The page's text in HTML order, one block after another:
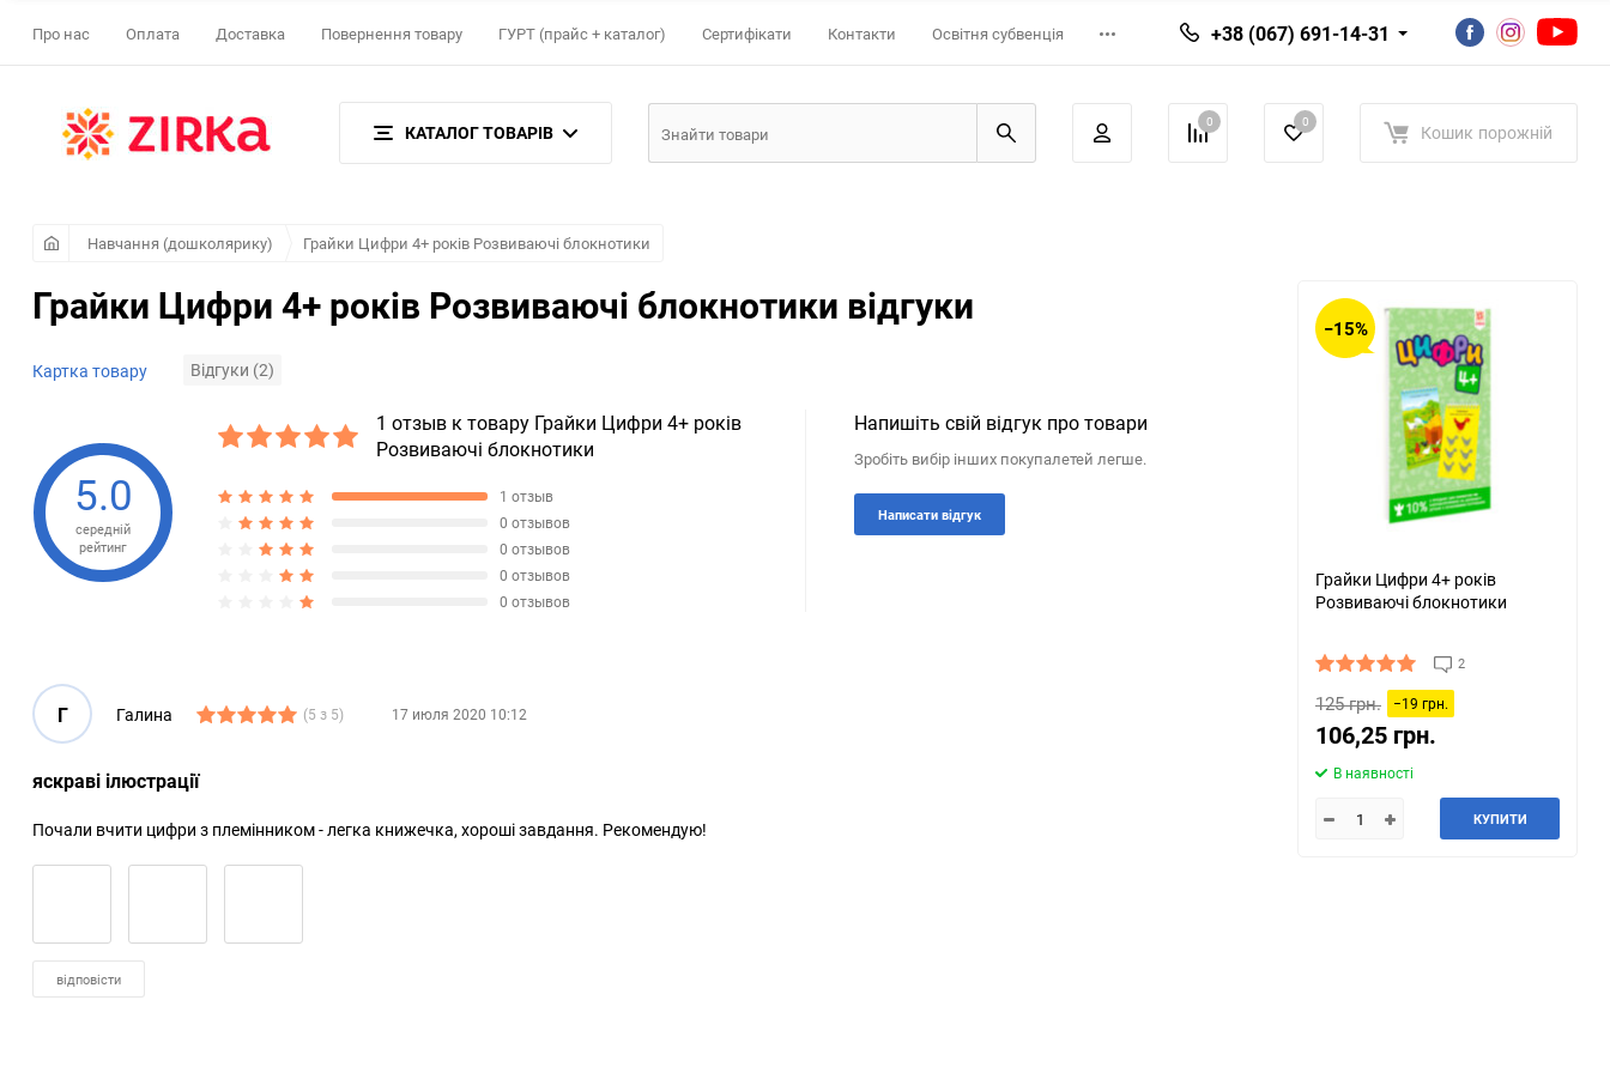
Про нас Оплата Доставка Повернення товару ГУРТ (прайс + каталог) Сертифікати Контакти Освітня субвенція +38 (067) 691-14-31
КАТАЛОГ ТОВАРІВ 0 0 Кошик порожній
Навчання (дошколярику) Грайки Цифри 4+ років Розвиваючі блокнотики
Грайки Цифри 4+ років Розвиваючі блокнотики відгуки
Картка товару Відгуки (2)
5.0
середній
рейтинг
1 отзыв к товару Грайки Цифри 4+ років
Розвиваючі блокнотики
1 отзыв
0 отзывов
0 отзывов
0 отзывов
0 отзывов
Напишіть свій відгук про товари
Зробіть вибір інших покупалетей легше.
Написати відгук
Г Галина (5 з 5) 17 июля 2020 10:12
яскраві ілюстрації
Почали вчити цифри з племінником - легка книжечка, хороші завдання. Рекомендую!
відповісти
−15%
Грайки Цифри 4+ років
Розвиваючі блокнотики
2
125 грн. −19 грн.
106,25 грн.
В наявності
КУПИТИ